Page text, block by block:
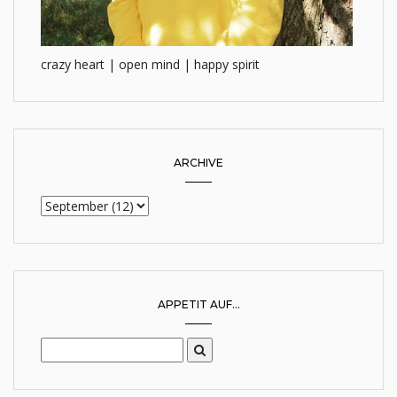
crazy heart | open mind | happy spirit
ARCHIVE
APPETIT AUF...